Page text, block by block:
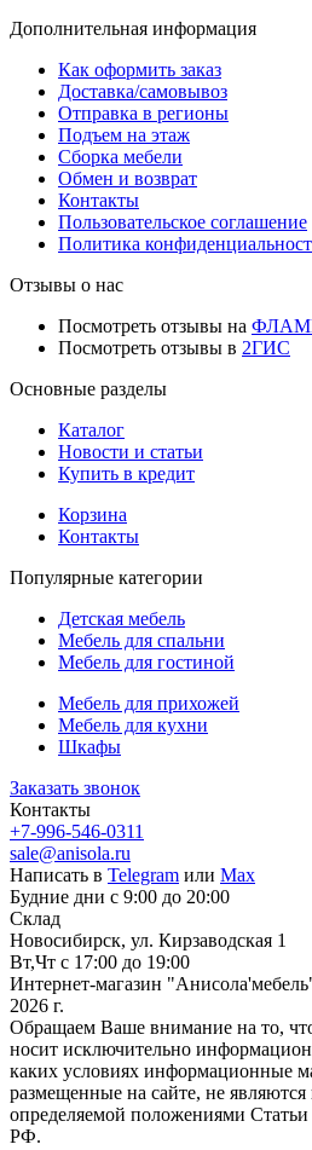
Дополнительная информация
Как оформить заказ
Доставка/самовывоз
Отправка в регионы
Подъем на этаж
Сборка мебели
Обмен и возврат
Контакты
Пользовательское соглашение
Политика
Отзывы о нас
Посмотреть отзывы на
Посмотреть отзывы в 2ГИС
Основные разделы
Каталог
Новости и статьи
Купить в кредит
Корзина
Контакты
Популярные категории
Детская мебель
Мебель для спальни
Мебель для гостиной
Мебель для прихожей
Мебель для кухни
Шкафы
Заказать звонок
Контакты
+7-996-546-0311
sale@anisola.ru
Написать в Telegram или Max
Будние дни с 9:00 до 20:00
Склад
Новосибирск, ул. Кирзаводская 1
Вт,Чт с 17:00 до 19:00
Интернет-магазин
2026 г.
Обращаем Ваше внимание на то,
носит исключительно
каких условиях информационные
размещенные на сайте, не
определяемой положениями Статьи
РФ.